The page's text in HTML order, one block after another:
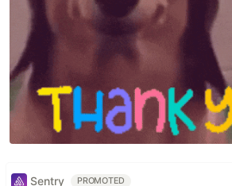
Sentry PROMOTED